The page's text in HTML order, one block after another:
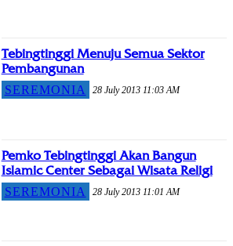
Tebingtinggi Menuju Semua Sektor
Pembangunan
SEREMONIA 28 July 2013 11:03 AM
Pemko Tebingtinggi Akan Bangun
Islamic Center Sebagai Wisata Religi
SEREMONIA 28 July 2013 11:01 AM